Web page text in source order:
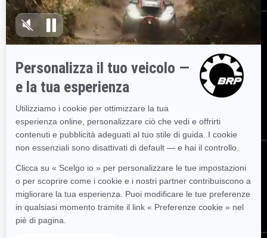
ISCRIVITI
Partecipa alla Newsletter.
Sii il primo a ricevere informazioni su
eventi, novità e promozioni.
ISCRIVITI